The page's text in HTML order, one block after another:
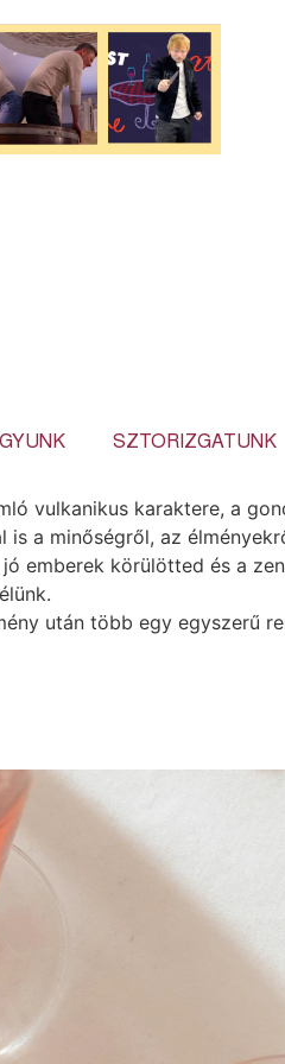
SZTORIZGATUNK
vulkanikus karaktere, a
is a minőségről, az
emberek körülötted és a
után több egy egyszerű